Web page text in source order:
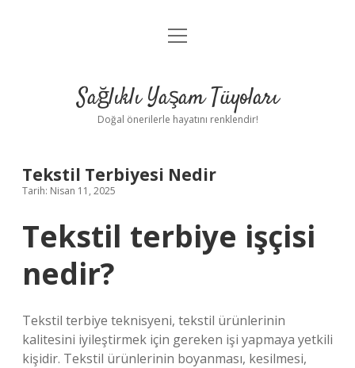
Anasayfa
Yasal Uyarı
menüyü
Sağlıklı Yaşam Tüyoları
Doğal önerilerle hayatını renklendir!
Tekstil Terbiyesi Nedir
Tarih: Nisan 11, 2025
Tekstil terbiye işçisi
nedir?
Tekstil terbiye teknisyeni, tekstil ürünlerinin
kalitesini iyileştirmek için gereken işi yapmaya yetkili
kişidir. Tekstil ürünlerinin boyanması, kesilmesi,